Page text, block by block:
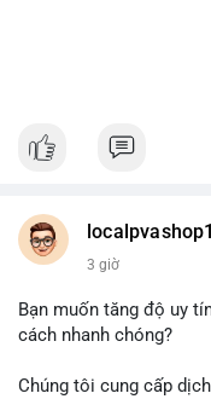
3 giờ
Bạn muốn tăng độ uy
cách nhanh chóng?
Chúng tôi cung cấp